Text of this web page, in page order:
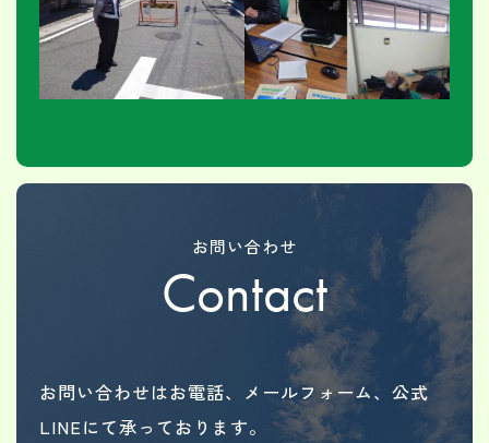
お問い合わせ
Contact
お問い合わせはお電話、メールフォーム、公式
LINEにて承っております。